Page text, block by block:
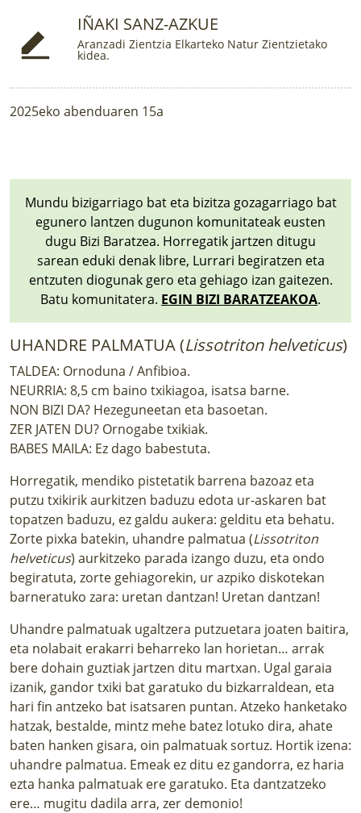
LURRAREN AGENDA
AZOKA
IÑAKI SANZ-AZKUE
Aranzadi Zientzia Elkarteko Natur Zientzietako
kidea.
2025eko abenduaren 15a
Mundu bizigarriago bat eta bizitza gozagarriago bat
egunero lantzen dugunon komunitateak eusten
dugu Bizi Baratzea. Horregatik jartzen ditugu
sarean eduki denak libre, Lurrari begiratzen eta
entzuten diogunak gero eta gehiago izan gaitezen.
Batu komunitatera. EGIN BIZI BARATZEAKOA.
UHANDRE PALMATUA (Lissotriton helveticus)
TALDEA: Ornoduna / Anfibioa.
NEURRIA: 8,5 cm baino txikiagoa, isatsa barne.
NON BIZI DA? Hezeguneetan eta basoetan.
ZER JATEN DU? Ornogabe txikiak.
BABES MAILA: Ez dago babestuta.
Horregatik, mendiko pistetatik barrena bazoaz eta
putzu txikirik aurkitzen baduzu edota ur-askaren bat
topatzen baduzu, ez galdu aukera: gelditu eta behatu.
Zorte pixka batekin, uhandre palmatua (Lissotriton
helveticus) aurkitzeko parada izango duzu, eta ondo
begiratuta, zorte gehiagorekin, ur azpiko diskotekan
barneratuko zara: uretan dantzan! Uretan dantzan!
Uhandre palmatuak ugaltzera putzuetara joaten baitira,
eta nolabait erakarri beharreko lan horietan… arrak
bere dohain guztiak jartzen ditu martxan. Ugal garaia
izanik, gandor txiki bat garatuko du bizkarraldean, eta
hari fin antzeko bat isatsaren puntan. Atzeko hanketako
hatzak, bestalde, mintz mehe batez lotuko dira, ahate
baten hanken gisara, oin palmatuak sortuz. Hortik izena:
uhandre palmatua. Emeak ez ditu ez gandorra, ez haria
ezta hanka palmatuak ere garatuko. Eta dantzatzeko
ere… mugitu dadila arra, zer demonio!